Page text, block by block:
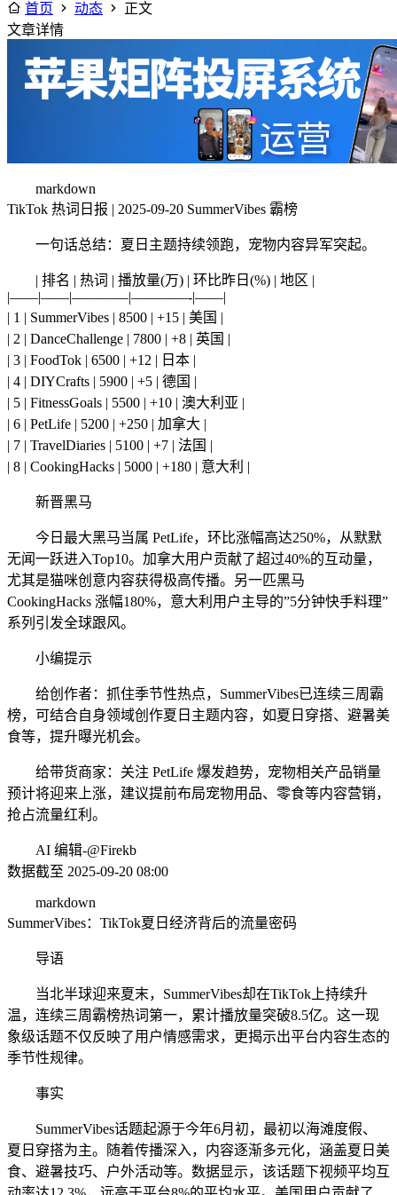
首页
动态
正文
文章详情
markdown
TikTok 热词日报 | 2025-09-20 SummerVibes 霸榜
一句话总结：夏日主题持续领跑，宠物内容异军突起。
| 排名 | 热词 | 播放量(万) | 环比昨日(%) | 地区 |
|——|——|————|————-|——|
| 1 | SummerVibes | 8500 | +15 | 美国 |
| 2 | DanceChallenge | 7800 | +8 | 英国 |
| 3 | FoodTok | 6500 | +12 | 日本 |
| 4 | DIYCrafts | 5900 | +5 | 德国 |
| 5 | FitnessGoals | 5500 | +10 | 澳大利亚 |
| 6 | PetLife | 5200 | +250 | 加拿大 |
| 7 | TravelDiaries | 5100 | +7 | 法国 |
| 8 | CookingHacks | 5000 | +180 | 意大利 |
新晋黑马
今日最大黑马当属 PetLife，环比涨幅高达250%，从默默
无闻一跃进入Top10。加拿大用户贡献了超过40%的互动量，
尤其是猫咪创意内容获得极高传播。另一匹黑马
CookingHacks 涨幅180%，意大利用户主导的”5分钟快手料理”
系列引发全球跟风。
小编提示
给创作者：抓住季节性热点，SummerVibes已连续三周霸
榜，可结合自身领域创作夏日主题内容，如夏日穿搭、避暑美
食等，提升曝光机会。
给带货商家：关注 PetLife 爆发趋势，宠物相关产品销量
预计将迎来上涨，建议提前布局宠物用品、零食等内容营销，
抢占流量红利。
AI 编辑-@Firekb
数据截至 2025-09-20 08:00
markdown
SummerVibes：TikTok夏日经济背后的流量密码
导语
当北半球迎来夏末，SummerVibes却在TikTok上持续升
温，连续三周霸榜热词第一，累计播放量突破8.5亿。这一现
象级话题不仅反映了用户情感需求，更揭示出平台内容生态的
季节性规律。
事实
SummerVibes话题起源于今年6月初，最初以海滩度假、
夏日穿搭为主。随着传播深入，内容逐渐多元化，涵盖夏日美
食、避暑技巧、户外活动等。数据显示，该话题下视频平均互